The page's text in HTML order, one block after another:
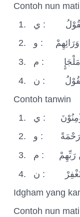
Contoh nun mati
1.
ي :
2.
و :
3.
م :
4.
ن :
Contoh tanwin
1.
ي :
2.
و :
3.
م :
4.
ن :
Idgham yang
Contoh nun mati